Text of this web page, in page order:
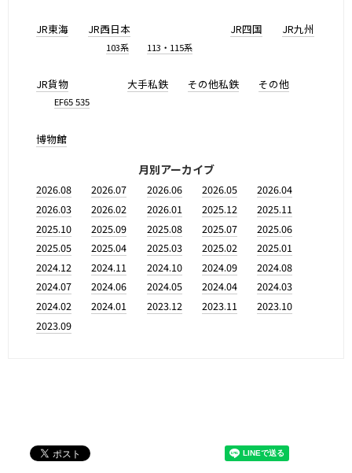
JR東海 JR西日本
103系 113・115系
JR四国 JR九州
JR貨物
EF65 535
大手私鉄 その他私鉄 その他
博物館
月別アーカイブ
2026.08 2026.07 2026.06 2026.05
2026.04
2026.03
2026.02 2026.01 2025.12
2025.11
2025.10
2025.09 2025.08 2025.07
2025.06
2025.05
2025.04 2025.03 2025.02
2025.01
2024.12
2024.11 2024.10 2024.09
2024.08
2024.07
2024.06 2024.05 2024.04
2024.03
2024.02
2024.01 2023.12 2023.11
2023.10
2023.09